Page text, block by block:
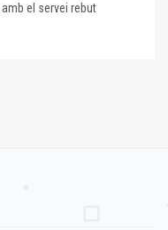
amb el servei rebut